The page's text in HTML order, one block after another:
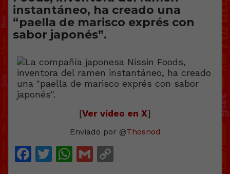
instantáneo, ha creado una
“paella de marisco exprés con
sabor japonés”.
[Ver vídeo en X]
Enviado por @Thosnod
Facebook
Twitter
WhatsApp
Gmail